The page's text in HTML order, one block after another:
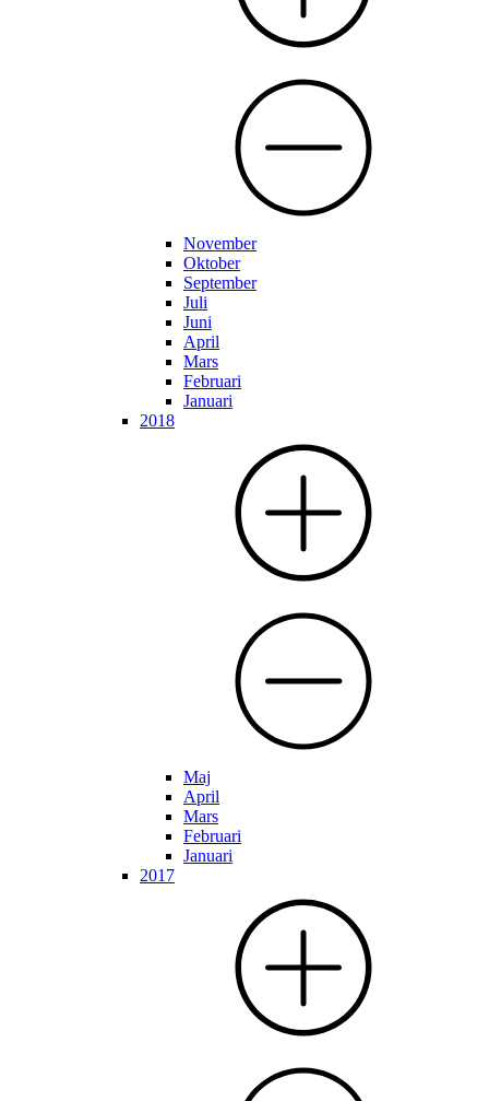
November
Oktober
September
Juli
Juni
April
Mars
Februari
Januari
2018
Maj
April
Mars
Februari
Januari
2017